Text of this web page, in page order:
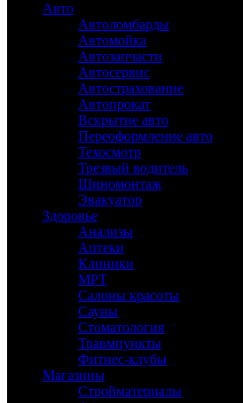
Авто
Автоломбарды
Автомойка
Автозапчасти
Автосервис
Автострахование
Автопрокат
Вскрытие авто
Переоформление авто
Техосмотр
Трезвый водитель
Шиномонтаж
Эвакуатор
Здоровье
Анализы
Аптеки
Клиники
МРТ
Салоны красоты
Сауны
Стоматология
Травмпункты
Фитнес-клубы
Магазины
Стройматериалы